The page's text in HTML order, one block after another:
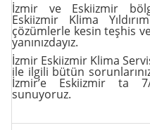
İzmir ve Eskiizmir
Eskiizmir Klima
çözümlerle kesin teşhis
yanınızdayız.
İzmir Eskiizmir Klima
ile ilgili bütün
İzmir’e Eskiizmir ta
sunuyoruz.